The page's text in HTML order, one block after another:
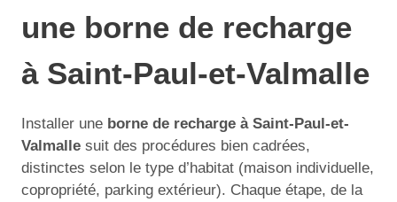
une borne de recharge
à Saint-Paul-et-Valmalle
Installer une borne de recharge à Saint-Paul-et-
Valmalle suit des procédures bien cadrées,
distinctes selon le type d’habitat (maison individuelle,
copropriété, parking extérieur). Chaque étape, de la